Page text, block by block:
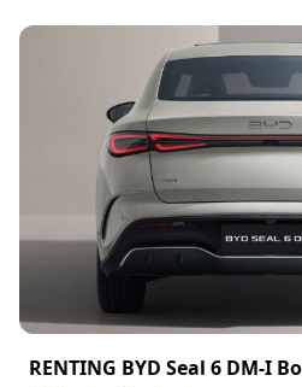
RENTING BYD Seal 6 DM-I